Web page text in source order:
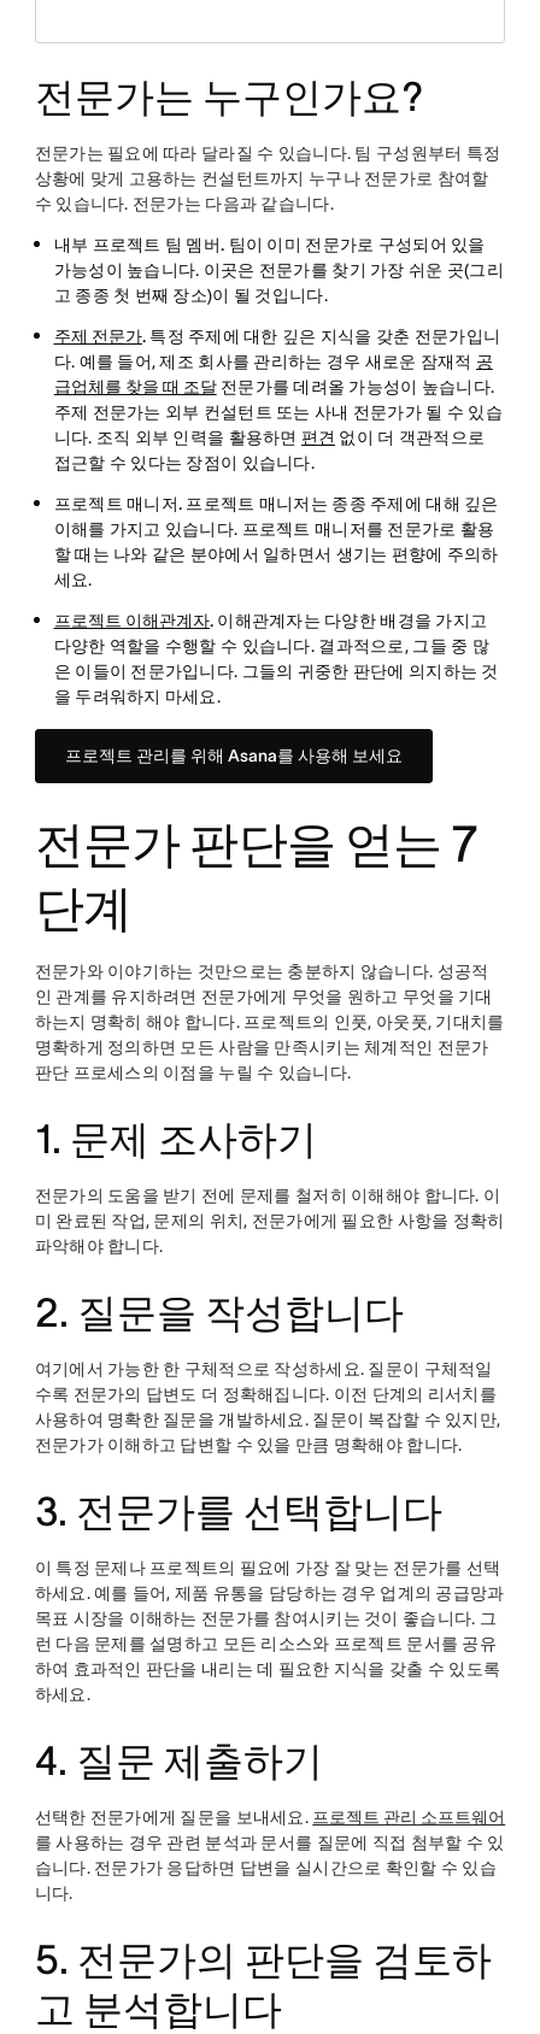
전문가는 누구인가요?
전문가는 필요에 따라 달라질 수 있습니다. 팀 구성원부터 특정
상황에 맞게 고용하는 컨설턴트까지 누구나 전문가로 참여할
수 있습니다. 전문가는 다음과 같습니다.
내부 프로젝트 팀 멤버. 팀이 이미 전문가로 구성되어 있을
가능성이 높습니다. 이곳은 전문가를 찾기 가장 쉬운 곳(그리
고 종종 첫 번째 장소)이 될 것입니다.
주제 전문가.특정 주제에 대한 깊은 지식을 갖춘 전문가입니
다. 예를 들어, 제조 회사를 관리하는 경우 새로운 잠재적 공
급업체를 찾을 때 조달전문가를 데려올 가능성이 높습니다.
주제 전문가는 외부 컨설턴트 또는 사내 전문가가 될 수 있습
니다. 조직 외부 인력을 활용하면 편견 없이 더 객관적으로
접근할 수 있다는 장점이 있습니다.
프로젝트 매니저. 프로젝트 매니저는 종종 주제에 대해 깊은
이해를 가지고 있습니다. 프로젝트 매니저를 전문가로 활용
할 때는 나와 같은 분야에서 일하면서 생기는 편향에 주의하
세요.
프로젝트 이해관계자.이해관계자는 다양한 배경을 가지고
다양한 역할을 수행할 수 있습니다. 결과적으로, 그들 중 많
은 이들이 전문가입니다. 그들의 귀중한 판단에 의지하는 것
을 두려워하지 마세요.
프로젝트 관리를 위해 Asana를 사용해 보세요
전문가 판단을 얻는 7
단계
전문가와 이야기하는 것만으로는 충분하지 않습니다. 성공적
인 관계를 유지하려면 전문가에게 무엇을 원하고 무엇을 기대
하는지 명확히 해야 합니다. 프로젝트의 인풋, 아웃풋, 기대치를
명확하게 정의하면 모든 사람을 만족시키는 체계적인 전문가
판단 프로세스의 이점을 누릴 수 있습니다.
1. 문제 조사하기
전문가의 도움을 받기 전에 문제를 철저히 이해해야 합니다. 이
미 완료된 작업, 문제의 위치, 전문가에게 필요한 사항을 정확히
파악해야 합니다.
2. 질문을 작성합니다
여기에서 가능한 한 구체적으로 작성하세요. 질문이 구체적일
수록 전문가의 답변도 더 정확해집니다. 이전 단계의 리서치를
사용하여 명확한 질문을 개발하세요. 질문이 복잡할 수 있지만,
전문가가 이해하고 답변할 수 있을 만큼 명확해야 합니다.
3. 전문가를 선택합니다
이 특정 문제나 프로젝트의 필요에 가장 잘 맞는 전문가를 선택
하세요. 예를 들어, 제품 유통을 담당하는 경우 업계의 공급망과
목표 시장을 이해하는 전문가를 참여시키는 것이 좋습니다. 그
런 다음 문제를 설명하고 모든 리소스와 프로젝트 문서를 공유
하여 효과적인 판단을 내리는 데 필요한 지식을 갖출 수 있도록
하세요.
4. 질문 제출하기
선택한 전문가에게 질문을 보내세요. 프로젝트 관리 소프트웨어
를 사용하는 경우 관련 분석과 문서를 질문에 직접 첨부할 수 있
습니다. 전문가가 응답하면 답변을 실시간으로 확인할 수 있습
니다.
5. 전문가의 판단을 검토하
고 분석합니다